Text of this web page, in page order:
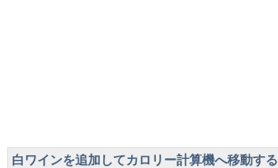
白ワインを追加してカロリー計算機へ移動する